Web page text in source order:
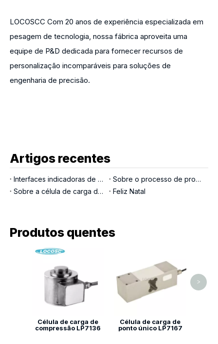
LOCOSCC Com 20 anos de experiência especializada em
pesagem de tecnologia, nossa fábrica aproveita uma
equipe de P&D dedicada para fornecer recursos de
personalização incomparáveis para soluções de
engenharia de precisão.
Artigos recentes
Interfaces indicadoras de pesagem
Sobre o processo de produção LOCOSC para balanças, células de carga e indicadores
Sobre a célula de carga de pino de carga
Feliz Natal
Produtos quentes
Célula de carga de
compressão LP7136
Célula de carga de
ponto único LP7167
>